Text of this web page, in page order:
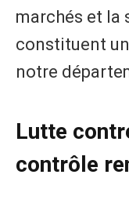
marchés et la
constituent
notre
Lutte
contrôle